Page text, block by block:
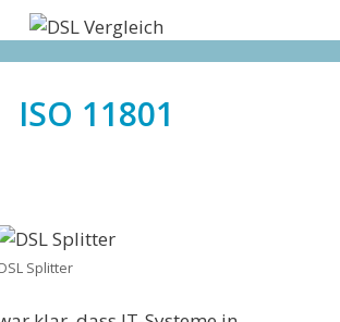
ISO 11801
DSL Splitter